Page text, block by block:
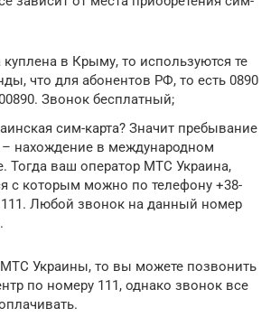
куплена в Крыму, то используются те
что для абонентов РФ, то есть 0890
Звонок бесплатный;
сим-карта? Значит пребывание
нахождение в международном
Тогда ваш оператор МТС Украина,
с которым можно по телефону +38-
Любой звонок на данный номер
Украины, то вы можете позвонить
по номеру 111, однако звонок все